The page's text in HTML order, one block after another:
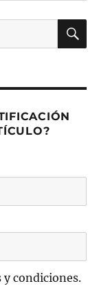
condiciones.